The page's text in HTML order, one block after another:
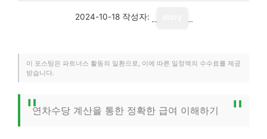
2024-10-18 작성자:
이 포스팅은 파트너스 활동의 일환으로, 이에 따른 일정액의 수수료를 제공
받습니다.
연차수당 계산을 통한 정확한 급여 이해하기